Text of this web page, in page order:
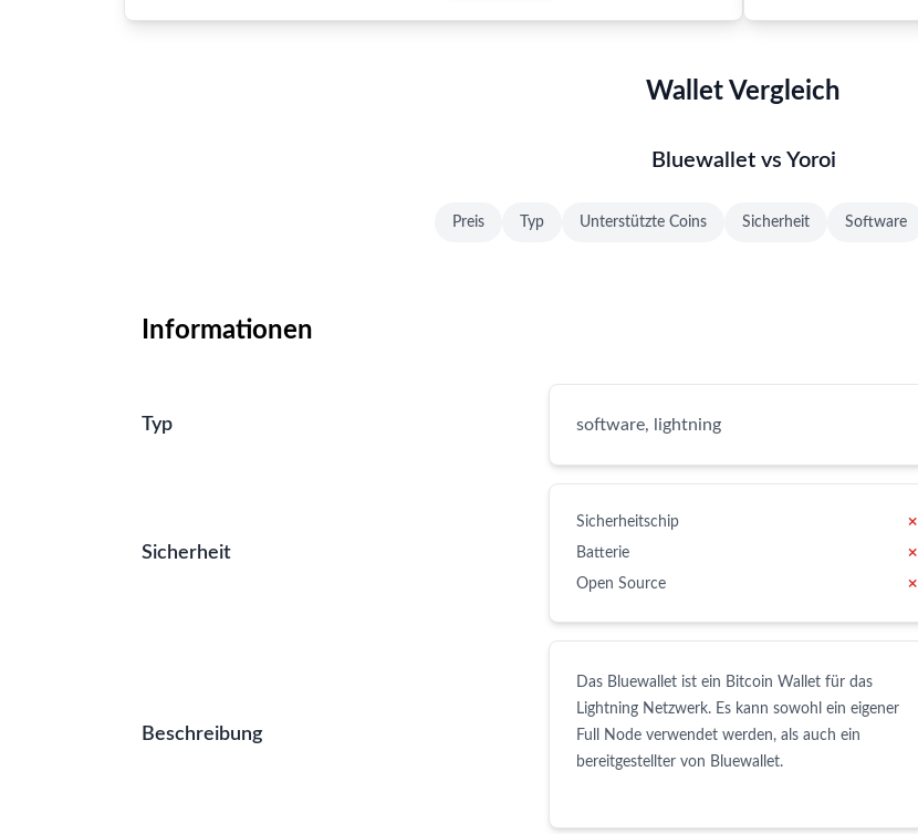
Wallet Vergleich
Bluewallet vs Yoroi
Preis Typ Unterstützte Coins Sicherheit Software
Informationen
Typ software, lightning
Sicherheit
Sicherheitschip
✗
Batterie
✗
Open Source
✗
Beschreibung
Das Bluewallet ist ein Bitcoin Wallet für das
Lightning Netzwerk. Es kann sowohl ein eigener
Full Node verwendet werden, als auch ein
bereitgestellter von Bluewallet.